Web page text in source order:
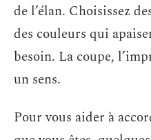
de l’élan. Choisissez
des couleurs qui
besoin. La coupe,
un sens.
Pour vous aider à